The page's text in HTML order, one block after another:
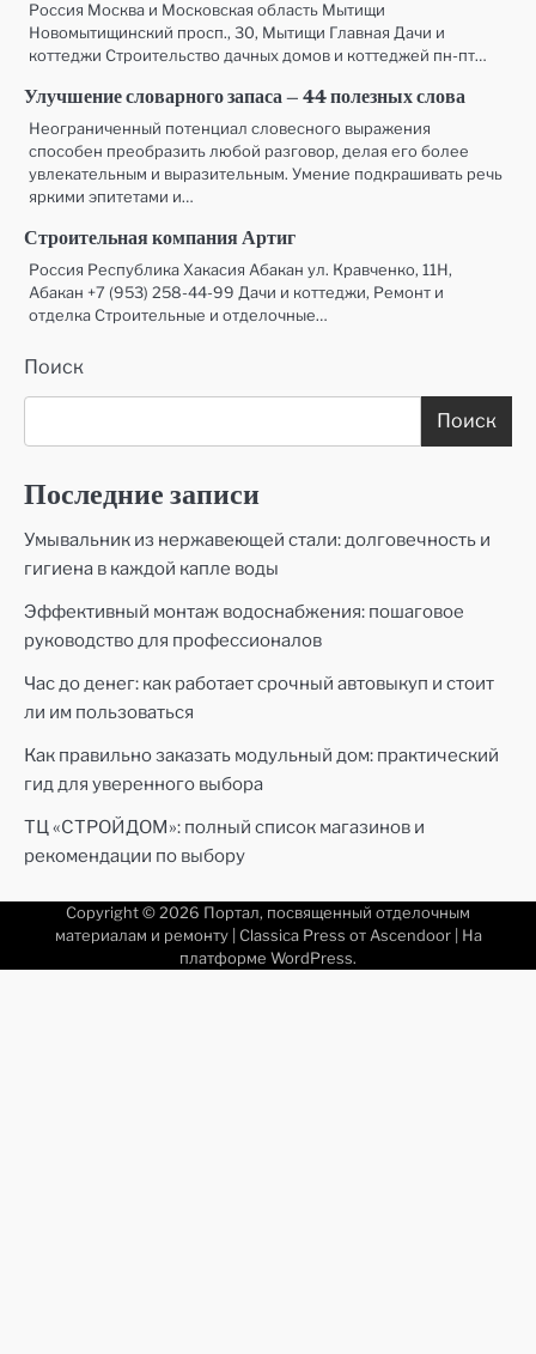
Россия Москва и Московская область Мытищи
Новомытищинский просп., 30, Мытищи Главная Дачи и
коттеджи Строительство дачных домов и коттеджей пн-пт…
Улучшение словарного запаса — 44 полезных слова
Неограниченный потенциал словесного выражения
способен преобразить любой разговор, делая его более
увлекательным и выразительным. Умение подкрашивать речь
яркими эпитетами и…
Строительная компания Артиг
Россия Республика Хакасия Абакан ул. Кравченко, 11Н,
Абакан +7 (953) 258-44-99 Дачи и коттеджи, Ремонт и
отделка Строительные и отделочные…
Поиск
Поиск
Последние записи
Умывальник из нержавеющей стали: долговечность и
гигиена в каждой капле воды
Эффективный монтаж водоснабжения: пошаговое
руководство для профессионалов
Час до денег: как работает срочный автовыкуп и стоит
ли им пользоваться
Как правильно заказать модульный дом: практический
гид для уверенного выбора
ТЦ «СТРОЙДОМ»: полный список магазинов и
рекомендации по выбору
Copyright © 2026 Портал, посвященный отделочным
материалам и ремонту| Classica Press от Ascendoor| На
платформе WordPress.